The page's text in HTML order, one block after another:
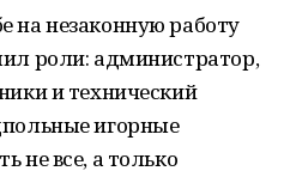
на незаконную работу
роли: администратор,
и технический
игорные
не все, а только